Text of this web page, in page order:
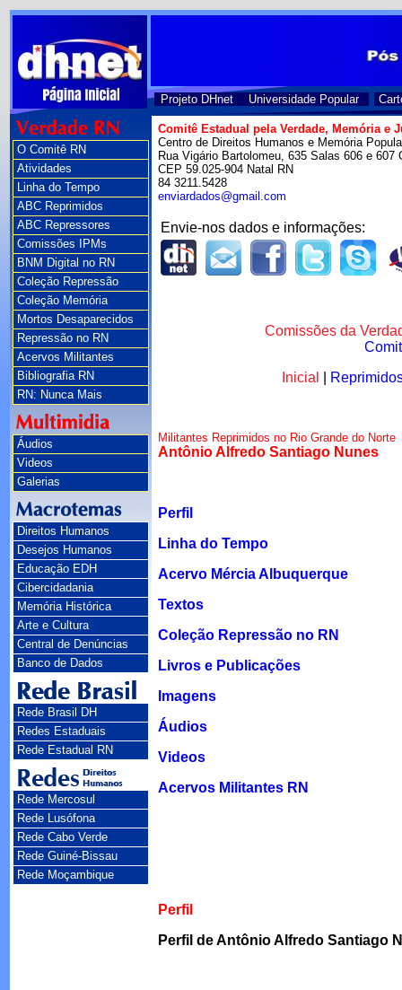
Projeto DHnet Universidade Popular
O Comitê RN
Atividades
Linha do Tempo
ABC Reprimidos
ABC Repressores
Comissões IPMs
BNM Digital no RN
Coleção Repressão
Coleção Memória
Mortos Desaparecidos
Repressão no RN
Acervos Militantes
Bibliografia RN
RN: Nunca Mais
Áudios
Videos
Galerias
Direitos Humanos
Desejos Humanos
Educação EDH
Cibercidadania
Memória Histórica
Arte e Cultura
Central de Denúncias
Banco de Dados
Rede Brasil DH
Redes Estaduais
Rede Estadual RN
Rede Mercosul
Rede Lusófona
Rede Cabo Verde
Rede Guiné-Bissau
Rede Moçambique
Comitê Estadual pela Verdade, Memória e
Centro de Direitos Humanos e Memória
Rua Vigário Bartolomeu, 635 Salas 606 e 607
CEP 59.025-904 Natal RN
84 3211.5428
enviardados@gmail.com
Envie-nos dados e informações:
Comissões da
Inicial
Militantes Reprimidos no Rio Grande do Norte
Antônio Alfredo Santiago Nunes
Perfil
Linha do Tempo
Acervo Mércia Albuquerque
Textos
Coleção Repressão no RN
Livros e Publicações
Imagens
Áudios
Videos
Acervos Militantes RN
Perfil
Perfil de Antônio Alfredo Santiago